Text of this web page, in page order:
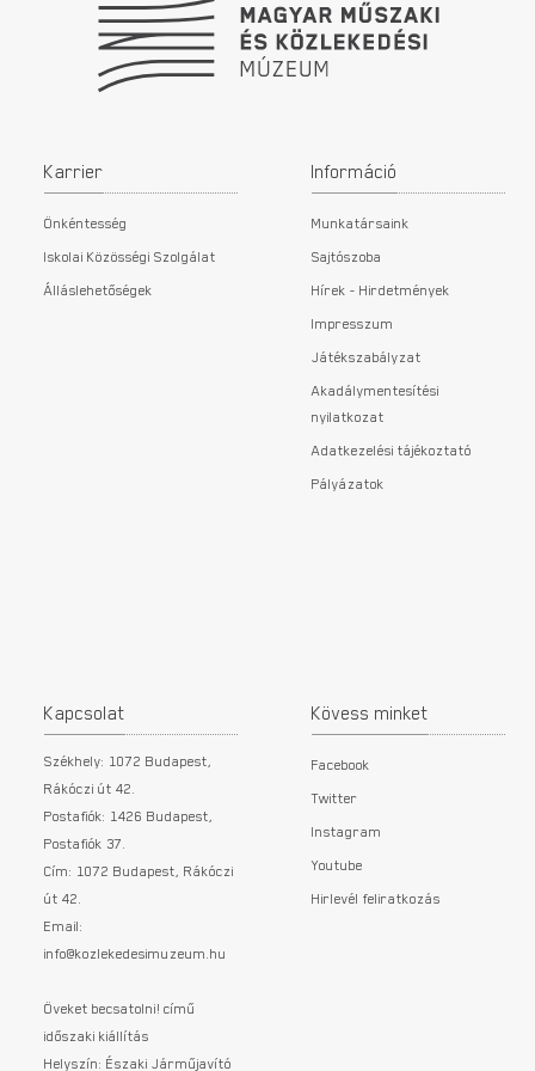
Karrier
Önkéntesség
Iskolai Közösségi Szolgálat
Álláslehetőségek
Információ
Munkatársaink
Sajtószoba
Hírek - Hirdetmények
Impresszum
Játékszabályzat
Akadálymentesítési
nyilatkozat
Adatkezelési tájékoztató
Pályázatok
Kapcsolat
Székhely: 1072 Budapest,
Rákóczi út 42.
Postafiók: 1426 Budapest,
Postafiók 37.
Cím: 1072 Budapest, Rákóczi
út 42.
Email:
info@kozlekedesimuzeum.hu
Öveket becsatolni! című
időszaki kiállítás
Helyszín: Északi Járműjavító
Kövess minket
Facebook
Twitter
Instagram
Youtube
Hirlevél feliratkozás